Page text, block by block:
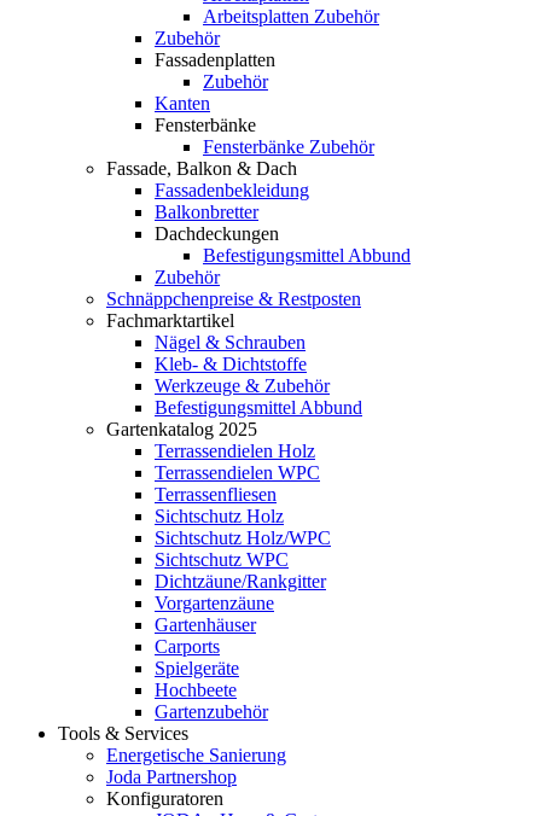
Arbeitsplatten Zubehör
Zubehör
Fassadenplatten
Zubehör
Kanten
Fensterbänke
Fensterbänke Zubehör
Fassade, Balkon & Dach
Fassadenbekleidung
Balkonbretter
Dachdeckungen
Befestigungsmittel Abbund
Zubehör
Schnäppchenpreise & Restposten
Fachmarktartikel
Nägel & Schrauben
Kleb- & Dichtstoffe
Werkzeuge & Zubehör
Befestigungsmittel Abbund
Gartenkatalog 2025
Terrassendielen Holz
Terrassendielen WPC
Terrassenfliesen
Sichtschutz Holz
Sichtschutz Holz/WPC
Sichtschutz WPC
Dichtzäune/Rankgitter
Vorgartenzäune
Gartenhäuser
Carports
Spielgeräte
Hochbeete
Gartenzubehör
Tools & Services
Energetische Sanierung
Joda Partnershop
Konfiguratoren